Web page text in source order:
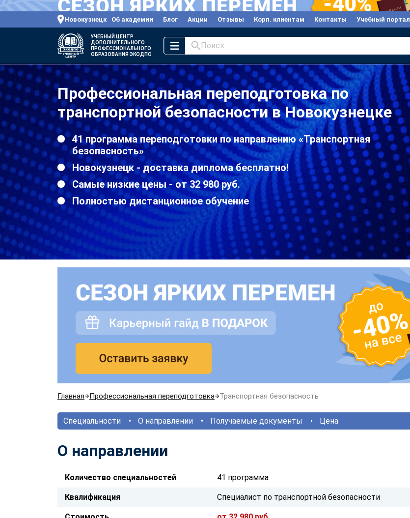
Новокузнецк Об академии Блог Акции Отзывы Корп. клиентам Контакты Учебный портал
УЧЕБНЫЙ ЦЕНТР
ДОПОЛНИТЕЛЬНОГО
ПРОФЕССИОНАЛЬНОГО
ОБРАЗОВАНИЯ ЭКОДПО
Поиск
Профессиональная переподготовка по
транспортной безопасности в Новокузнецке
41 программа переподготовки по направлению «Транспортная
безопасность»
Новокузнецк - доставка диплома бесплатно!
Самые низкие цены - от 32 980 руб.
Полностью дистанционное обучение
Главная Профессиональная переподготовка Транспортная безопасность
Специальности О направлении Получаемые документы Цена
О направлении
Количество специальностей 41 программа
Квалификация Специалист по транспортной безопасности